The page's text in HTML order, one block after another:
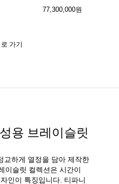
77,300,000원
가기
용 브레이슬릿
교하게 열정을 담아 제작한
이슬릿 컬렉션은 시간이
인이 특징입니다. 티파니